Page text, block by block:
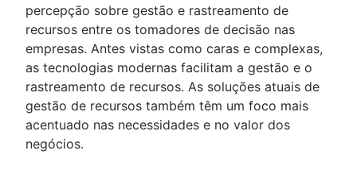
percepção sobre gestão e rastreamento de
recursos entre os tomadores de decisão nas
empresas. Antes vistas como caras e complexas,
as tecnologias modernas facilitam a gestão e o
rastreamento de recursos. As soluções atuais de
gestão de recursos também têm um foco mais
acentuado nas necessidades e no valor dos
negócios.